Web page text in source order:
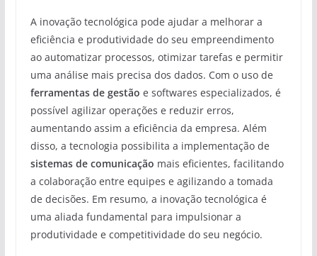
A inovação tecnológica pode ajudar a melhorar a
eficiência e produtividade do seu empreendimento
ao automatizar processos, otimizar tarefas e permitir
uma análise mais precisa dos dados. Com o uso de
ferramentas de gestão e softwares especializados, é
possível agilizar operações e reduzir erros,
aumentando assim a eficiência da empresa. Além
disso, a tecnologia possibilita a implementação de
sistemas de comunicação mais eficientes, facilitando
a colaboração entre equipes e agilizando a tomada
de decisões. Em resumo, a inovação tecnológica é
uma aliada fundamental para impulsionar a
produtividade e competitividade do seu negócio.